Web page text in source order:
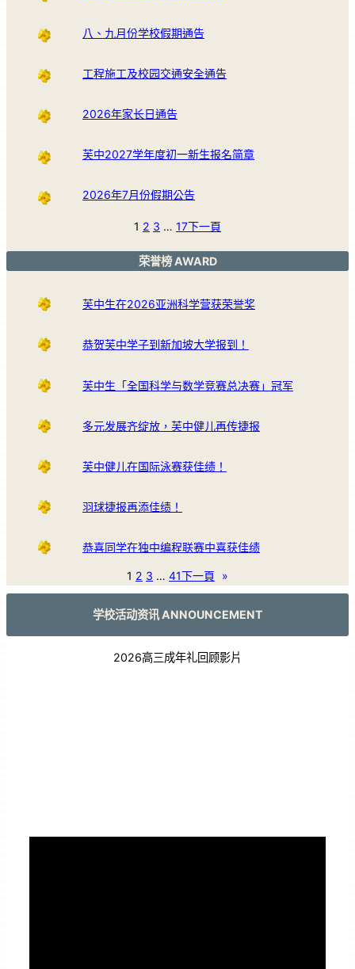
八、九月份学校假期通告
工程施工及校园交通安全通告
2026年家长日通告
芙中2027学年度初一新生报名简章
2026年7月份假期公告
1 2 3 … 17下一頁
荣誉榜 AWARD
芙中生在2026亚洲科学营获荣誉奖
恭贺芙中学子到新加坡大学报到！
芙中生「全国科学与数学竞赛总决赛」冠军
多元发展齐绽放，芙中健儿再传捷报
芙中健儿在国际泳赛获佳绩！
羽球捷报再添佳绩！
恭喜同学在独中编程联赛中喜获佳绩
1 2 3 … 41下一頁 »
学校活动资讯 ANNOUNCEMENT
2026高三成年礼回顾影片